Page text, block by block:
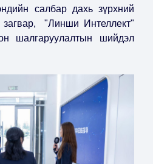
салбар дахь зүрхний
"Линши Интеллект"
шалгаруулалтын шийдэл